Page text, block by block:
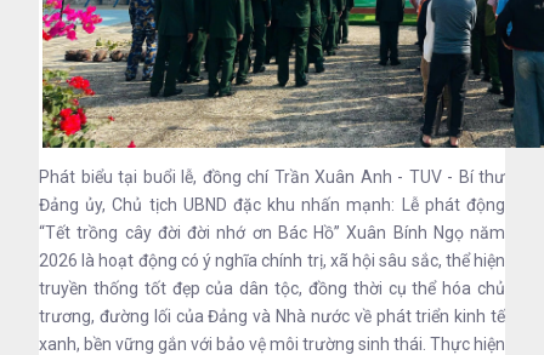
Phát biểu tại buổi lễ, đồng chí Trần Xuân Anh - TUV - Bí thư
Đảng ủy, Chủ tịch UBND đặc khu nhấn mạnh: Lễ phát động
“Tết trồng cây đời đời nhớ ơn Bác Hồ” Xuân Bính Ngọ năm
2026 là hoạt động có ý nghĩa chính trị, xã hội sâu sắc, thể hiện
truyền thống tốt đẹp của dân tộc, đồng thời cụ thể hóa chủ
trương, đường lối của Đảng và Nhà nước về phát triển kinh tế
xanh, bền vững gắn với bảo vệ môi trường sinh thái. Thực hiện